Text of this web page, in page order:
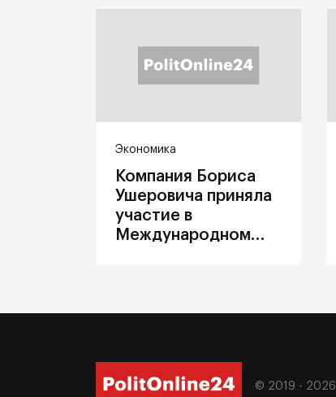
Экономика
Компания Бориса
Ушеровича приняла
участие в
Международном
© 2019 - 2026